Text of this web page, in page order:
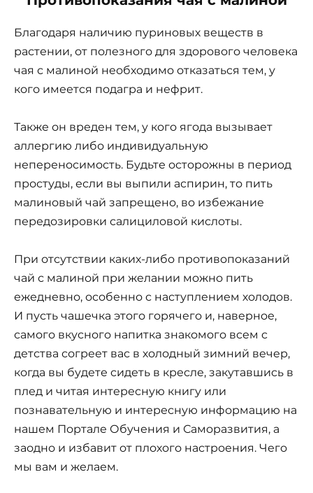
Благодаря наличию пуриновых веществ в
растении, от полезного для здорового человека
чая с малиной необходимо отказаться тем, у
кого имеется подагра и нефрит.
Также он вреден тем, у кого ягода вызывает
аллергию либо индивидуальную
непереносимость. Будьте осторожны в период
простуды, если вы выпили аспирин, то пить
малиновый чай запрещено, во избежание
передозировки салициловой кислоты.
При отсутствии каких-либо противопоказаний
чай с малиной при желании можно пить
ежедневно, особенно с наступлением холодов.
И пусть чашечка этого горячего и, наверное,
самого вкусного напитка знакомого всем с
детства согреет вас в холодный зимний вечер,
когда вы будете сидеть в кресле, закутавшись в
плед и читая интересную книгу или
познавательную и интересную информацию на
нашем Портале Обучения и Саморазвития, а
заодно и избавит от плохого настроения. Чего
мы вам и желаем.